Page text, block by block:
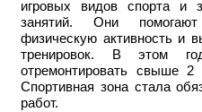
игровых видов спорта и
занятий. Они
физическую активность и
тренировок. В этом
отремонтировать свыше 2
Спортивная зона стала
работ.